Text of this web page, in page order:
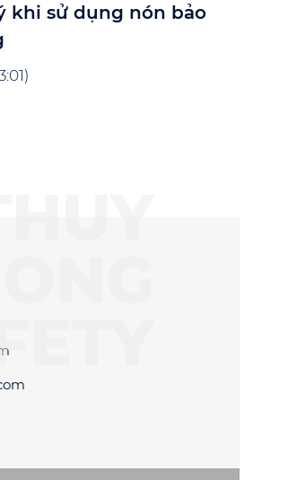
khi sử dụng nón bảo